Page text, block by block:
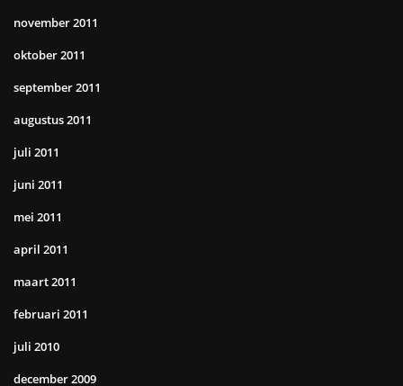
november 2011
oktober 2011
september 2011
augustus 2011
juli 2011
juni 2011
mei 2011
april 2011
maart 2011
februari 2011
juli 2010
december 2009